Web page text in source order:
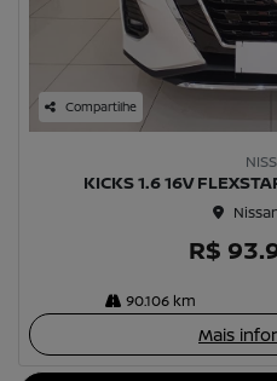
Compartilhe
KICKS 1.6 16V
R$
90.106 km
Mais